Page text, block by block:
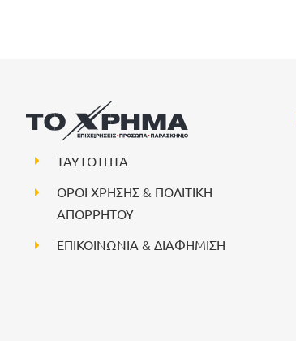
ΤΑΥΤΟΤΗΤΑ
ΟΡΟΙ ΧΡΗΣΗΣ & ΠΟΛΙΤΙΚΗ
ΑΠΟΡΡΗΤΟΥ
ΕΠΙΚΟΙΝΩΝΙΑ & ΔΙΑΦΗΜΙΣΗ